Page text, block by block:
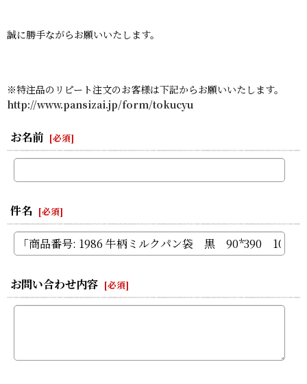
誠に勝手ながらお願いいたします。
※特注品のリピート注文のお客様は下記からお願いいたします。
http://www.pansizai.jp/form/tokucyu
お名前 [必須]
件名 [必須]
お問い合わせ内容 [必須]